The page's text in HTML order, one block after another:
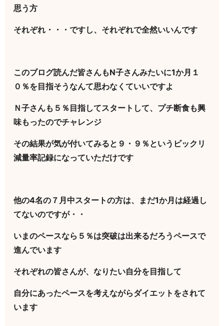
思う方
それぞれ・・・ですし、それぞれで全然いいんです
このブログ読んだ皆さんもN子さんみたいに1か月１
０％を目指そうなんて思わなくていいですよ
Ｎ子さんも５％目指してスタートして、プチ断食も興
味もったのでチャレンジ
その結果が気が付いてみると９・９％というビックリ
減量率記録になっていただけです
他の4名の７月中スタートの方は、まだ1か月は経過し
てないのですが・・
いまのペースなら５％は突破は出来るだろうペースで
進んでいます
それぞれの皆さんが、なりたい自分を目指して
自分にあったペースを考えながらダイエットをされて
います